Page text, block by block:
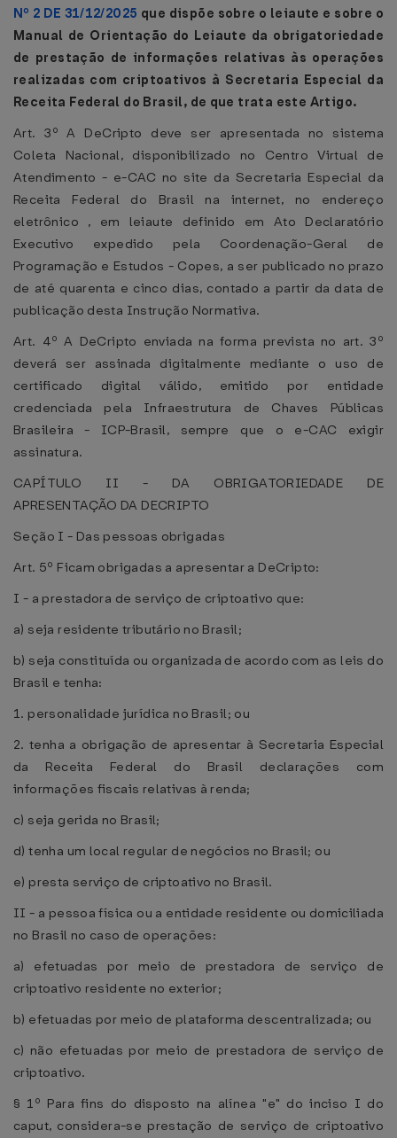
Nº 2 DE 31/12/2025 que dispõe sobre o leiaute e sobre o
Manual de Orientação do Leiaute da obrigatoriedade
de prestação de informações relativas às operações
realizadas com criptoativos à Secretaria Especial da
Receita Federal do Brasil, de que trata este Artigo.
Art. 3º A DeCripto deve ser apresentada no sistema
Coleta Nacional, disponibilizado no Centro Virtual de
Atendimento - e-CAC no site da Secretaria Especial da
Receita Federal do Brasil na internet, no endereço
eletrônico , em leiaute definido em Ato Declaratório
Executivo expedido pela Coordenação-Geral de
Programação e Estudos - Copes, a ser publicado no prazo
de até quarenta e cinco dias, contado a partir da data de
publicação desta Instrução Normativa.
Art. 4º A DeCripto enviada na forma prevista no art. 3º
deverá ser assinada digitalmente mediante o uso de
certificado digital válido, emitido por entidade
credenciada pela Infraestrutura de Chaves Públicas
Brasileira - ICP-Brasil, sempre que o e-CAC exigir
assinatura.
CAPÍTULO II - DA OBRIGATORIEDADE DE
APRESENTAÇÃO DA DECRIPTO
Seção I - Das pessoas obrigadas
Art. 5º Ficam obrigadas a apresentar a DeCripto:
I - a prestadora de serviço de criptoativo que:
a) seja residente tributário no Brasil;
b) seja constituída ou organizada de acordo com as leis do
Brasil e tenha:
1. personalidade jurídica no Brasil; ou
2. tenha a obrigação de apresentar à Secretaria Especial
da Receita Federal do Brasil declarações com
informações fiscais relativas à renda;
c) seja gerida no Brasil;
d) tenha um local regular de negócios no Brasil; ou
e) presta serviço de criptoativo no Brasil.
II - a pessoa física ou a entidade residente ou domiciliada
no Brasil no caso de operações:
a) efetuadas por meio de prestadora de serviço de
criptoativo residente no exterior;
b) efetuadas por meio de plataforma descentralizada; ou
c) não efetuadas por meio de prestadora de serviço de
criptoativo.
§ 1º Para fins do disposto na alínea "e" do inciso I do
caput, considera-se prestação de serviço de criptoativo